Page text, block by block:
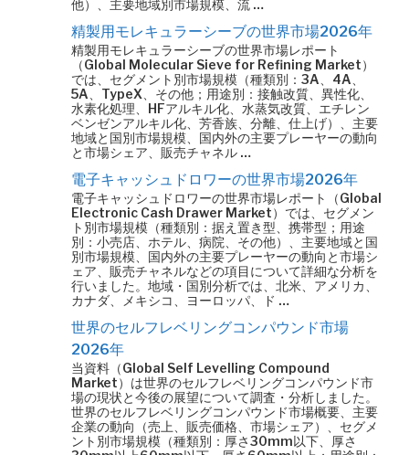
他）、主要地域別市場規模、流 …
精製用モレキュラーシーブの世界市場2026年
精製用モレキュラーシーブの世界市場レポート
（Global Molecular Sieve for Refining Market）
では、セグメント別市場規模（種類別：3A、4A、
5A、TypeX、その他；用途別：接触改質、異性化、
水素化処理、HFアルキル化、水蒸気改質、エチレン
ベンゼンアルキル化、芳香族、分離、仕上げ）、主要
地域と国別市場規模、国内外の主要プレーヤーの動向
と市場シェア、販売チャネル …
電子キャッシュドロワーの世界市場2026年
電子キャッシュドロワーの世界市場レポート（Global
Electronic Cash Drawer Market）では、セグメン
ト別市場規模（種類別：据え置き型、携帯型；用途
別：小売店、ホテル、病院、その他）、主要地域と国
別市場規模、国内外の主要プレーヤーの動向と市場シ
ェア、販売チャネルなどの項目について詳細な分析を
行いました。地域・国別分析では、北米、アメリカ、
カナダ、メキシコ、ヨーロッパ、ド …
世界のセルフレベリングコンパウンド市場
2026年
当資料（Global Self Levelling Compound
Market）は世界のセルフレベリングコンパウンド市
場の現状と今後の展望について調査・分析しました。
世界のセルフレベリングコンパウンド市場概要、主要
企業の動向（売上、販売価格、市場シェア）、セグメ
ント別市場規模（種類別：厚さ30mm以下、厚さ